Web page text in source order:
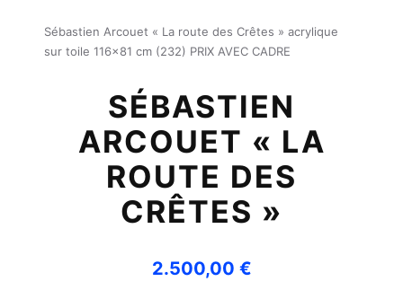
SÉBASTIEN
ARCOUET « LA
ROUTE DES
CRÊTES »
2.500,00 €
Sébastien Arcouet « La route des Crêtes » acrylique
sur toile 116×81 cm (232) PRIX AVEC CADRE